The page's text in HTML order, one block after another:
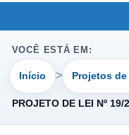
VOCÊ ESTÁ EM:
Início Projetos de
PROJETO DE LEI Nº 19/